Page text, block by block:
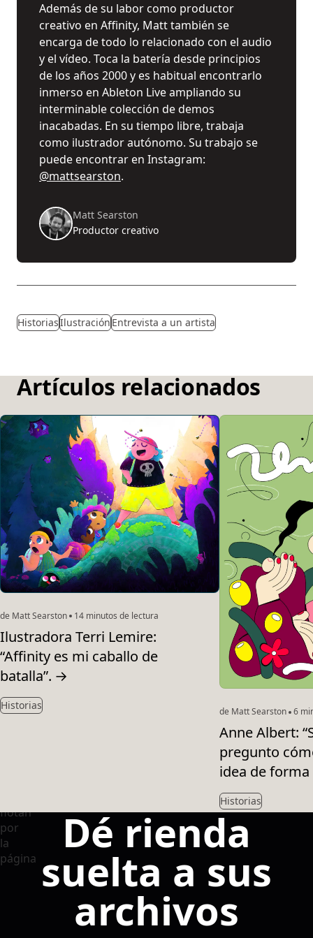
Además de su labor como productor
creativo en Affinity, Matt también se
encarga de todo lo relacionado con el audio
y el vídeo. Toca la batería desde principios
de los años 2000 y es habitual encontrarlo
inmerso en Ableton Live ampliando su
interminable colección de demos
inacabadas. En su tiempo libre, trabaja
como ilustrador autónomo. Su trabajo se
puede encontrar en Instagram:
@mattsearston.
Matt Searston
Productor creativo
HistoriasIlustración Entrevista a un artista
Artículos relacionados
de Matt Searston 14 minutos de lectura
Ilustradora Terri Lemire:
“Affinity es mi caballo de
batalla”. →
Historias
de Matt Searston 6
Anne Albert:
pregunto
idea de forma
Historias
Dé rienda
suelta a sus
archivos